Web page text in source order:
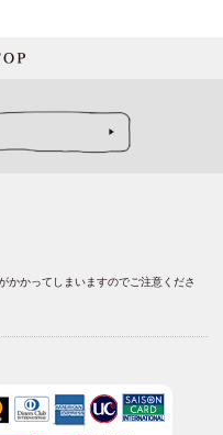
かかってしまいますのでご注意くださ